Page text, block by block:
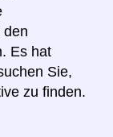
den
Es hat
Sie,
zu finden.